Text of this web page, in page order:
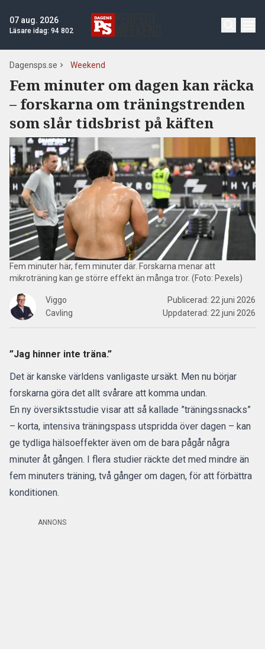
07 aug. 2026
Läsare idag: 94 802
Dagensps.se Weekend
Fem minuter om dagen kan räcka
– forskarna om träningstrenden
som slår tidsbrist på käften
Fem minuter här, fem minuter där. Forskarna menar att
mikroträning kan ge större effekt än många tror. (Foto: Pexels)
Viggo
Cavling
Publicerad: 22 juni 2026
Uppdaterad: 22 juni 2026
”Jag hinner inte träna.”
Det är kanske världens vanligaste ursäkt. Men nu börjar
forskarna göra det allt svårare att komma undan.
En ny översiktsstudie visar att så kallade ”träningssnacks”
– korta, intensiva träningspass utspridda över dagen – kan
ge tydliga hälsoeffekter även om de bara pågår några
minuter åt gången. I flera studier räckte det med mindre än
fem minuters träning, två gånger om dagen, för att förbättra
konditionen.
ANNONS